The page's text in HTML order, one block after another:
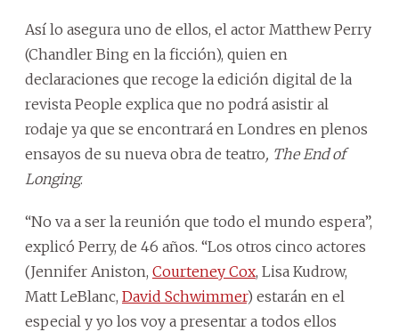
Así lo asegura uno de ellos, el actor Matthew Perry
(Chandler Bing en la ficción), quien en
declaraciones que recoge la edición digital de la
revista People explica que no podrá asistir al
rodaje ya que se encontrará en Londres en plenos
ensayos de su nueva obra de teatro, The End of
Longing.
“No va a ser la reunión que todo el mundo espera”,
explicó Perry, de 46 años. “Los otros cinco actores
(Jennifer Aniston, Courteney Cox, Lisa Kudrow,
Matt LeBlanc, David Schwimmer) estarán en el
especial y yo los voy a presentar a todos ellos